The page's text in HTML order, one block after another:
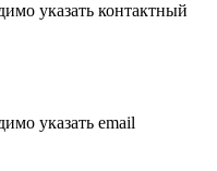
указать контактный
указать email